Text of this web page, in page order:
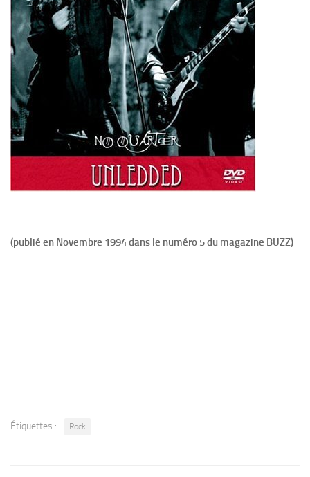
(publié en Novembre 1994 dans le numéro 5 du magazine BUZZ)
Étiquettes : Rock